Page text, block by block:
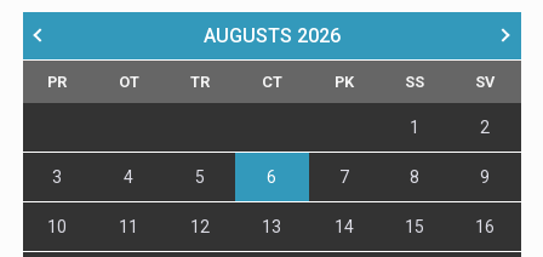
AUGUSTS 2026
PR OT TR CT PK SS SV
1 2
3 4 5 6 7 8 9
10 11 12 13 14 15 16